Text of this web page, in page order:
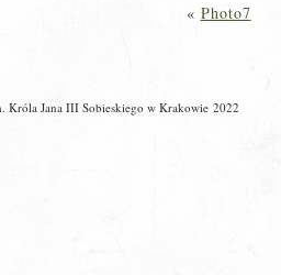
« Photo7
Króla Jana III Sobieskiego w Krakowie 2022